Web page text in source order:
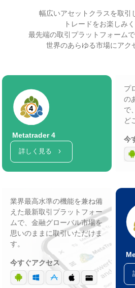
幅広いアセットクラスを取引
トレードをお楽しみく
最先端の取引プラットフォーム
世界のあらゆる市場にアク
Metatrader 4
詳しく見る
プ
の
で
ど
今
業界最高水準の機能を兼ね備
えた最新取引プラットフォー
ムで、金融グローバル市場を
思いのままに取引いただけま
す。
今すぐアクセス